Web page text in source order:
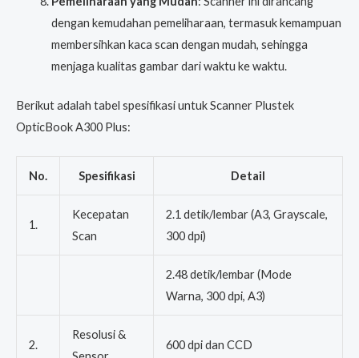
dengan kemudahan pemeliharaan, termasuk kemampuan
membersihkan kaca scan dengan mudah, sehingga
menjaga kualitas gambar dari waktu ke waktu.
Berikut adalah tabel spesifikasi untuk Scanner Plustek
OpticBook A300 Plus:
No. Spesifikasi Detail
1.
Kecepatan
Scan
2.1 detik/lembar (A3, Grayscale,
300 dpi)
2.48 detik/lembar (Mode
Warna, 300 dpi, A3)
2.
Resolusi &
600 dpi dan CCD